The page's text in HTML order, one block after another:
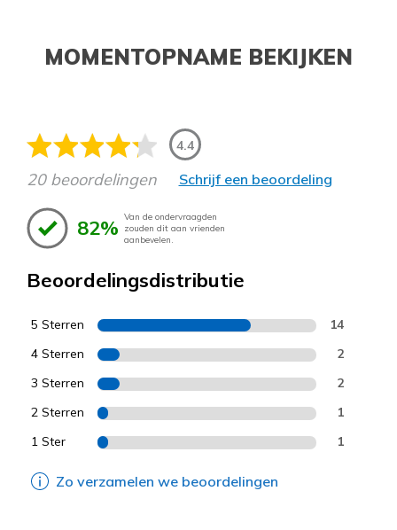
MOMENTOPNAME BEKIJKEN
4.4
20 beoordelingen Schrijf een beoordeling
82% Van de ondervraagden
zouden dit aan vrienden
aanbevelen.
Beoordelingsdistributie
5 Sterren 14
4 Sterren 2
3 Sterren 2
2 Sterren 1
1 Ster 1
Zo verzamelen we beoordelingen